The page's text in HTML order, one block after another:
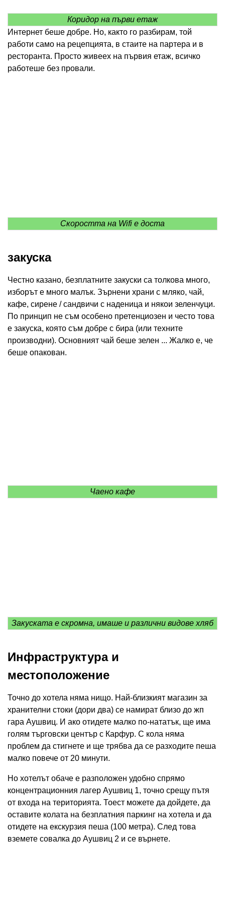
Коридор на първи етаж
Интернет беше добре. Но, както го разбирам, той
работи само на рецепцията, в стаите на партера и в
ресторанта. Просто живеех на първия етаж, всичко
работеше без провали.
Скоростта на Wifi е доста
закуска
Честно казано, безплатните закуски са толкова много,
изборът е много малък. Зърнени храни с мляко, чай,
кафе, сирене / сандвичи с наденица и някои зеленчуци.
По принцип не съм особено претенциозен и често това
е закуска, която съм добре с бира (или техните
производни). Основният чай беше зелен ... Жалко е, че
беше опакован.
Чаено кафе
Закуската е скромна, имаше и различни видове хляб
Инфраструктура и
местоположение
Точно до хотела няма нищо. Най-близкият магазин за
хранителни стоки (дори два) се намират близо до жп
гара Аушвиц. И ако отидете малко по-нататък, ще има
голям търговски център с Карфур. С кола няма
проблем да стигнете и ще трябва да се разходите пеша
малко повече от 20 минути.
Но хотелът обаче е разположен удобно спрямо
концентрационния лагер Аушвиц 1, точно срещу пътя
от входа на територията. Тоест можете да дойдете, да
оставите колата на безплатния паркинг на хотела и да
отидете на екскурзия пеша (100 метра). След това
вземете совалка до Аушвиц 2 и се върнете.